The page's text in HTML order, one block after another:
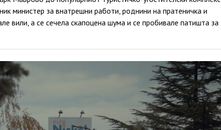
министер за внатрешни работи, роднини на пратеничка и
вили, а се сечела скапоцена шума и се пробивале патишта за